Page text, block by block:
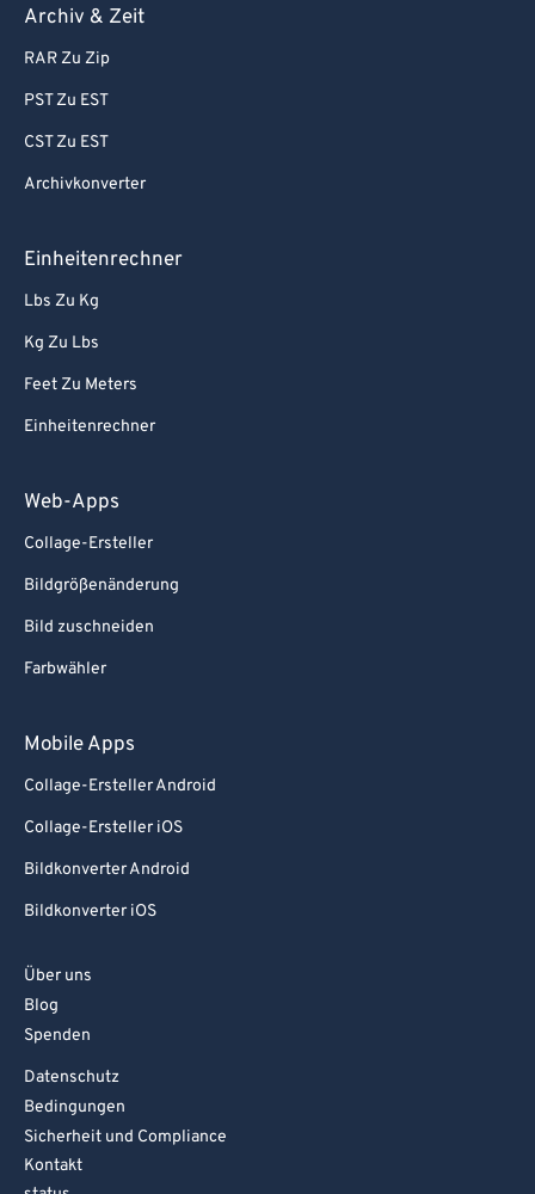
Archiv & Zeit
RAR Zu Zip
PST Zu EST
CST Zu EST
Archivkonverter
Einheitenrechner
Lbs Zu Kg
Kg Zu Lbs
Feet Zu Meters
Einheitenrechner
Web-Apps
Collage-Ersteller
Bildgrößenänderung
Bild zuschneiden
Farbwähler
Mobile Apps
Collage-Ersteller Android
Collage-Ersteller iOS
Bildkonverter Android
Bildkonverter iOS
Über uns
Blog
Spenden
Datenschutz
Bedingungen
Sicherheit und Compliance
Kontakt